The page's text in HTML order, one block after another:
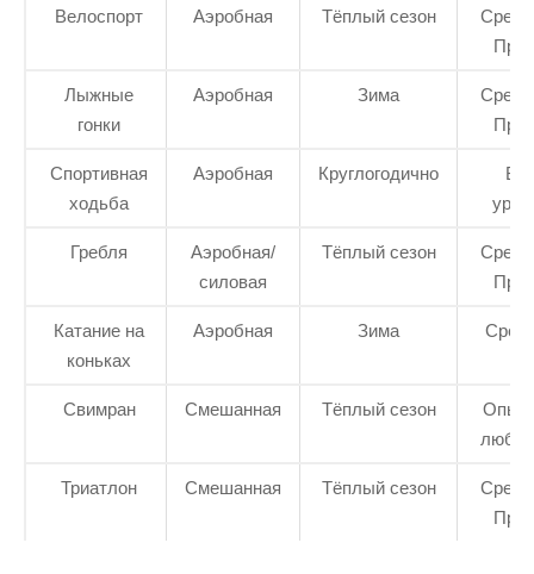
Велоспорт Аэробная Тёплый сезон
Лыжные
гонки
Аэробная Зима
Спортивная
ходьба
Аэробная Круглогодично
Гребля
Аэробная/
силовая
Тёплый сезон
Катание на
коньках
Аэробная Зима
Свимран Смешанная Тёплый сезон
Триатлон Смешанная Тёплый сезон